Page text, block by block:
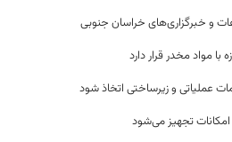
مواد مخدر قرار دارد
عملیاتی و زیرساختی اتخاذ شود
امکانات تجهیز می‌شود